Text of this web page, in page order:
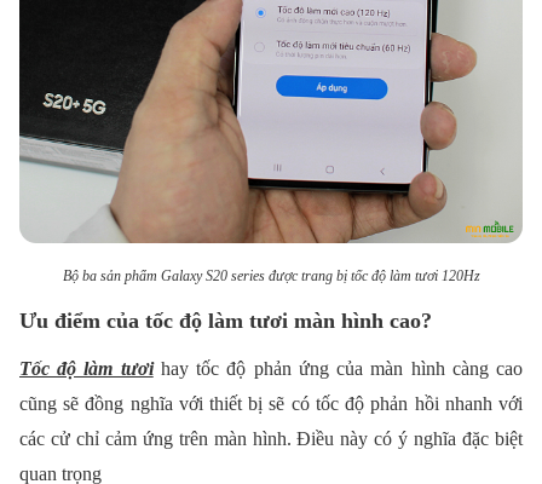
Bộ ba sản phẩm Galaxy S20 series được trang bị tốc độ làm tươi 120Hz
Ưu điểm của tốc độ làm tươi màn hình cao?
Tốc độ làm tươihay tốc độ phản ứng của màn hình càng cao
cũng sẽ đồng nghĩa với thiết bị sẽ có tốc độ phản hồi nhanh với
các cử chỉ cảm ứng trên màn hình. Điều này có ý nghĩa đặc biệt
quan trọng